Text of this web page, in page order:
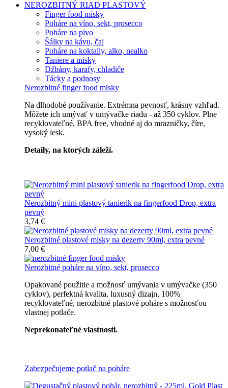
NEROZBITNÝ RIAD PLASTOVÝ
Finger food misky
Poháre na víno, sekt, prosecco
Poháre na pivo
Šálky na kávu, čaj
Poháre na koktaily, alko, nealko
Taniere a misky
Džbány, karafy, chladiče
Tácky a podnosy
Nerozbitné finger food misky
Na dlhodobé používanie. Extrémna pevnosť, krásny vzhľad.
Môžete ich umývať v umývačke riadu - až 350 cyklov. Plne
recyklovateľné, BPA free, vhodné aj do mrazničky, číre,
vysoký lesk.
Detaily, na ktorých záleží.
Nerozbitný mini plastový tanierik na fingerfood Drop, extra
pevný
3,74 €
Nerozbitné plastové misky na dezerty 90ml, extra pevné
7,00 €
Nerozbitné poháre na víno, sekt, prosecco
Opakované použitie a možnosť umývania v umývačke (350
cyklov), perfektná kvalita, luxusný dizajn, 100%
recyklovateľné, nerozbitné plastové poháre s možnosťou
vlastnej potlače.
Neprekonateľné vlastnosti.
Zabezpečujeme potlač na poháre